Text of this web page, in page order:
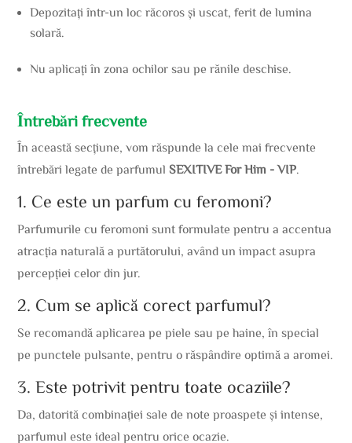
Depozitați într-un loc răcoros și uscat, ferit de lumina
solară.
Nu aplicați în zona ochilor sau pe rănile deschise.
Întrebări frecvente
În această secțiune, vom răspunde la cele mai frecvente
întrebări legate de parfumul SEXITIVE For Him - VIP
1. Ce este un parfum cu feromoni?
Parfumurile cu feromoni sunt formulate pentru a accentua
atracția naturală a purtătorului, având un impact asupra
percepției celor din jur.
2. Cum se aplică corect parfumul?
Se recomandă aplicarea pe piele sau pe haine, în special
pe punctele pulsante, pentru o răspândire optimă a aromei.
3. Este potrivit pentru toate ocaziile?
Da, datorită combinației sale de note proaspete și intense,
parfumul este ideal pentru orice ocazie.